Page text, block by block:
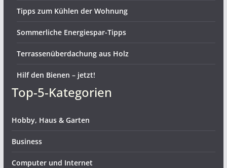
Tipps zum Kühlen der Wohnung
Sommerliche Energiespar-Tipps
Terrassenüberdachung aus Holz
Hilf den Bienen – jetzt!
Top-5-Kategorien
Hobby, Haus & Garten
Business
Computer und Internet